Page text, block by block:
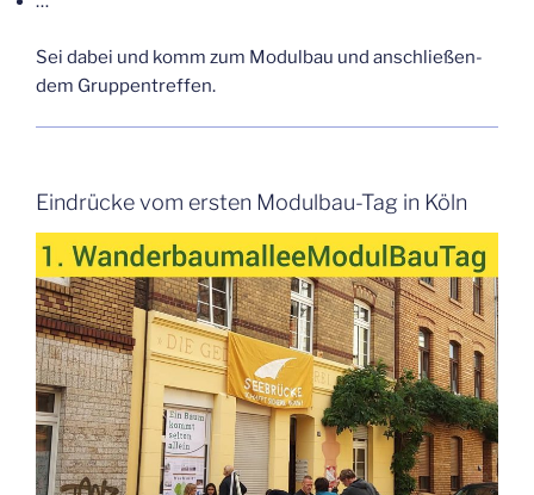
Sei dabei und komm zum Modul­bau und anschlie­ßen­
dem Gruppentreffen.
Ein­drü­cke vom ers­ten Modul­bau-Tag in Köln